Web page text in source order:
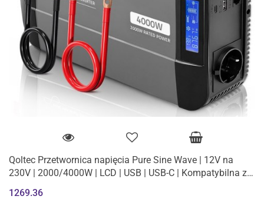
Qoltec Przetwornica napięcia Pure Sine Wave | 12V na
230V | 2000/4000W | LCD | USB | USB-C | Kompatybilna z
1269.36